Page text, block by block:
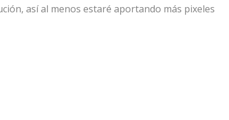
así al menos estaré aportando más pixeles